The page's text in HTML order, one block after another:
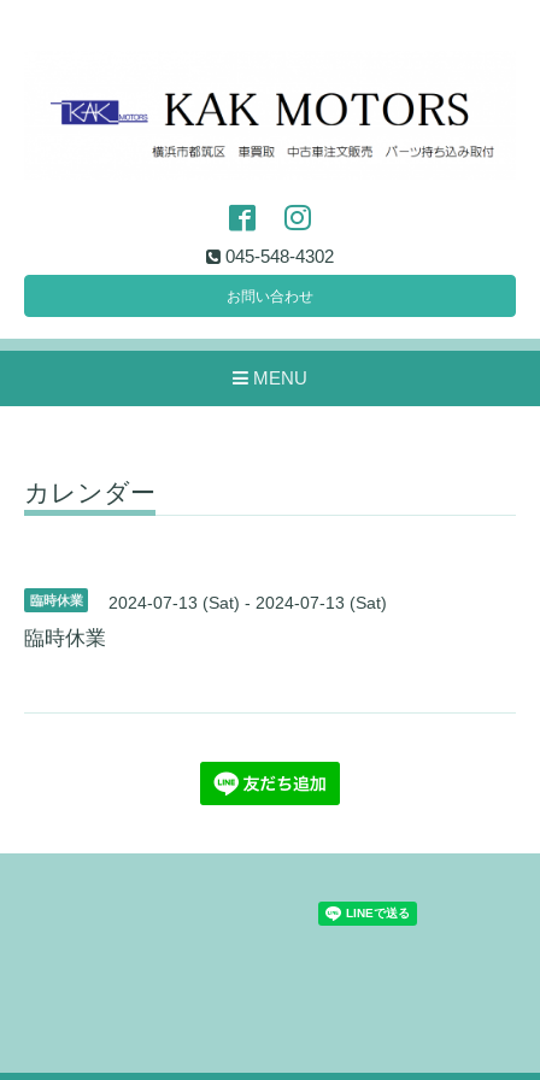
045-548-4302
お問い合わせ
MENU
カレンダー
臨時休業 2024-07-13 (Sat) - 2024-07-13 (Sat)
臨時休業